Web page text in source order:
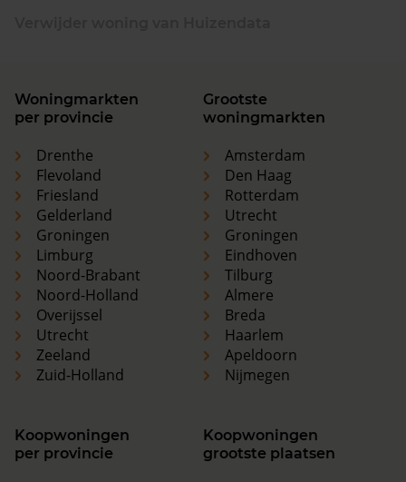
Woningmarkten
per provincie
Drenthe
Flevoland
Friesland
Gelderland
Groningen
Limburg
Noord-Brabant
Noord-Holland
Overijssel
Utrecht
Zeeland
Zuid-Holland
Grootste
woningmarkten
Amsterdam
Den Haag
Rotterdam
Utrecht
Groningen
Eindhoven
Tilburg
Almere
Breda
Haarlem
Apeldoorn
Nijmegen
Koopwoningen
per provincie
Koopwoningen
grootste plaatsen